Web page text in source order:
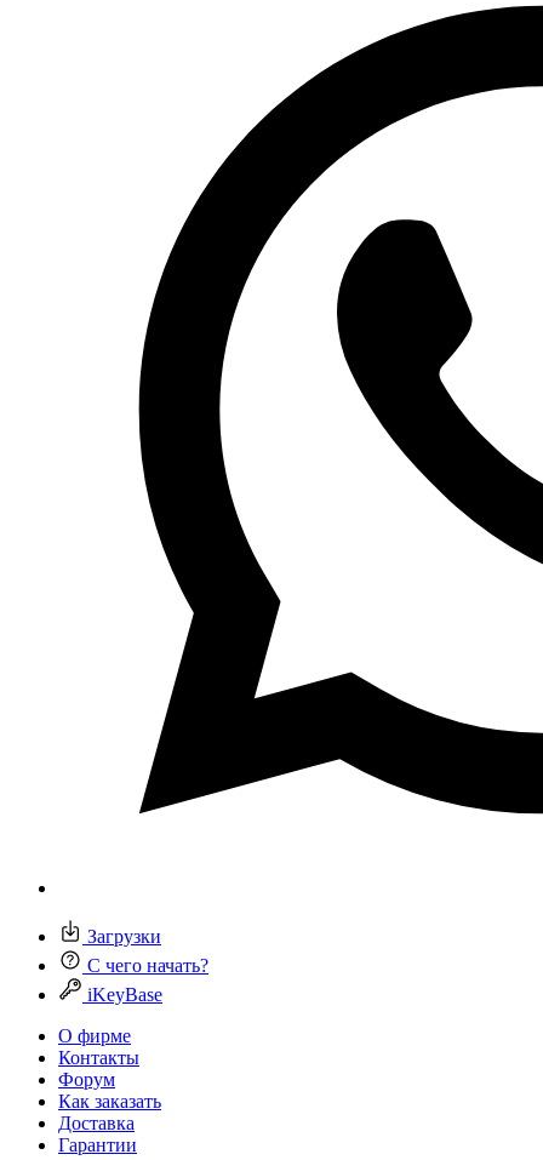
Загрузки
С чего начать?
iKeyBase
О фирме
Контакты
Форум
Как заказать
Доставка
Гарантии